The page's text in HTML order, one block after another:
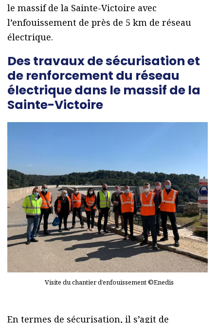
le massif de la Sainte-Victoire avec
l’enfouissement de près de 5 km de réseau
électrique.
Des travaux de sécurisation et
de renforcement du réseau
électrique dans le massif de la
Sainte-Victoire
Visite du chantier d’enfouissement ©Enedis
En termes de sécurisation, il s’agit de